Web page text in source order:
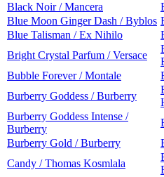
Black Noir / Mancera
Blue Moon Ginger Dash / Byblos
Blue Talisman / Ex Nihilo
Bright Crystal Parfum / Versace
Bubble Forever / Montale
Burberry Goddess / Burberry
Burberry Goddess Intense /
Burberry
Burberry Gold / Burberry
Candy / Thomas Kosmlala